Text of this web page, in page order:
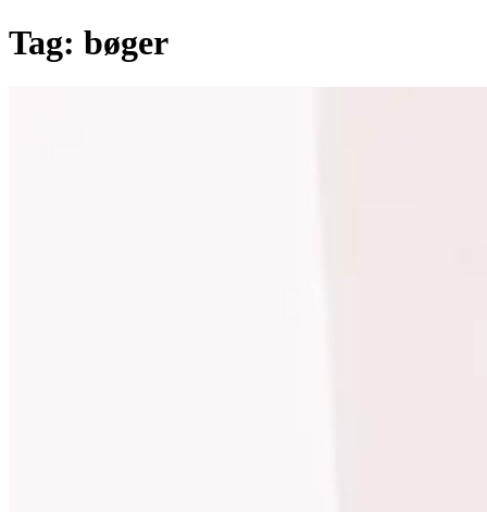
Tag: bøger